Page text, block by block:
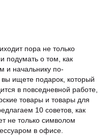
пора не только
подумать о том, как
и начальнику по-
ищете подарок, который
в повседневной работе,
товары и товары для
10 советов, как
не только символом
в офисе.